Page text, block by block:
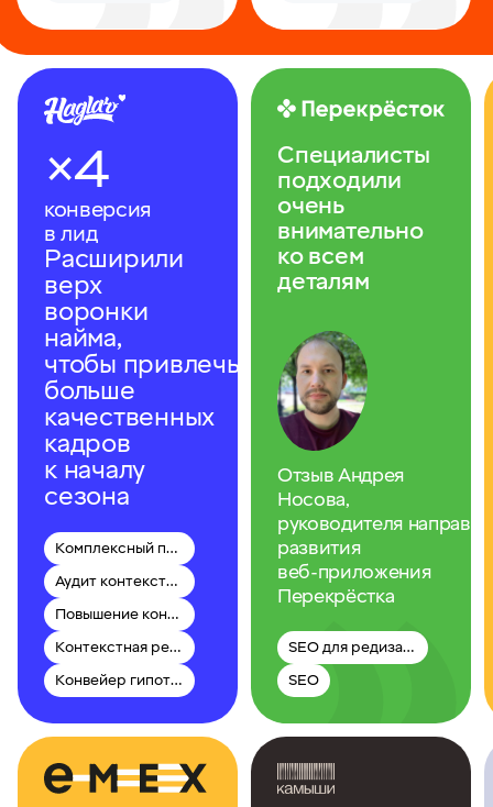
×4
конверсия
в лид
Расширили
верх
воронки
найма,
чтобы привлечь
больше
качественных
кадров
к началу
сезона
Комплексный перфоманс-маркетинг
Аудит контекстной рекламы
Повышение конверсии
Контекстная реклама
Конвейер гипотез
Специалисты
подходили
очень
внимательно
ко всем
деталям
Отзыв Андрея
Носова,
руководителя
развития
веб‑приложения
Перекрёстка
SEO для редизайна
SEO